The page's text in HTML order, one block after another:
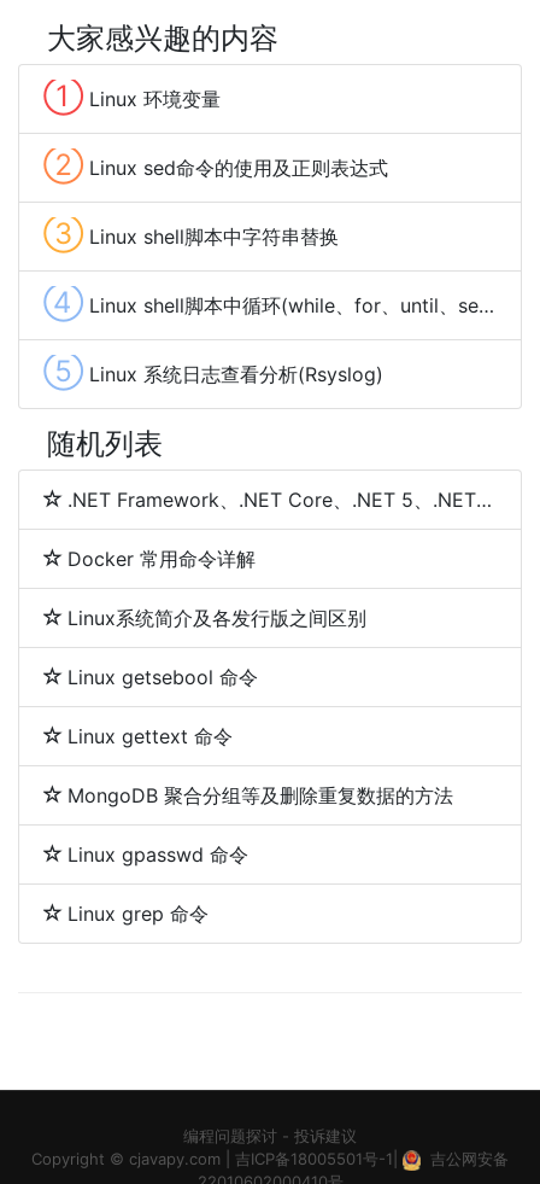
大家感兴趣的内容
① Linux 环境变量
② Linux sed命令的使用及正则表达式
③ Linux shell脚本中字符串替换
④ Linux shell脚本中循环(while、for、until、select)
⑤ Linux 系统日志查看分析(Rsyslog)
随机列表
.NET Framework、.NET Core、.NET 5、.NET 6和.NET 7 简介及区别
Docker 常用命令详解
Linux系统简介及各发行版之间区别
Linux getsebool 命令
Linux gettext 命令
MongoDB 聚合分组等及删除重复数据的方法
Linux gpasswd 命令
Linux grep 命令
编程问题探讨 - 投诉建议
Copyright © cjavapy.com 吉ICP备18005501号-1
吉公网安备